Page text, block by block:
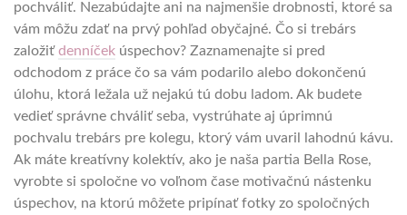
pochváliť. Nezabúdajte ani na najmenšie drobnosti, ktoré sa
vám môžu zdať na prvý pohľad obyčajné. Čo si trebárs
založiťdenníček úspechov? Zaznamenajte si pred
odchodom z práce čo sa vám podarilo alebo dokončenú
úlohu, ktorá ležala už nejakú tú dobu ladom. Ak budete
vedieť správne chváliť seba, vystrúhate aj úprimnú
pochvalu trebárs pre kolegu, ktorý vám uvaril lahodnú kávu.
Ak máte kreatívny kolektív, ako je naša partia Bella Rose,
vyrobte si spoločne vo voľnom čase motivačnú nástenku
úspechov, na ktorú môžete pripínať fotky zo spoločných